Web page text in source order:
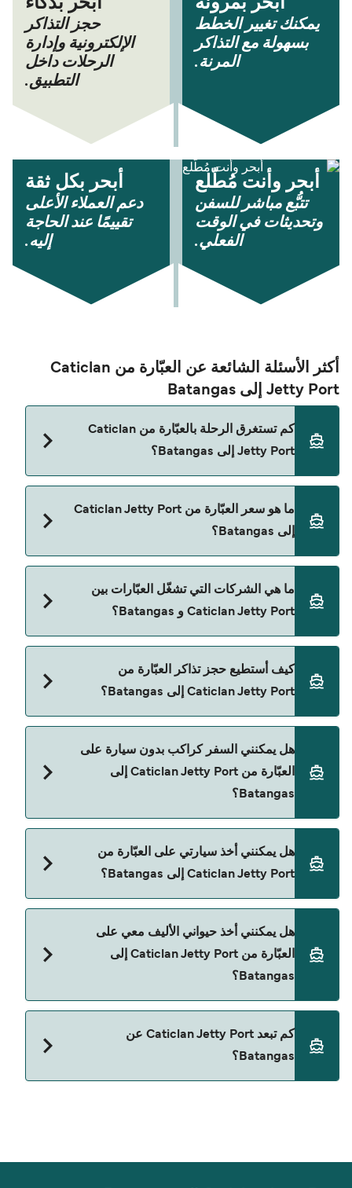
أبحر بمرونة
يمكنك تغيير الخطط
بسهولة مع التذاكر
المرنة.
أبحر بذكاء
حجز التذاكر
الإلكترونية وإدارة
الرحلات داخل
التطبيق.
أبحر وأنت مُطّلع
تتبُّع مباشر للسفن
وتحديثات في الوقت
الفعلي.
أبحر بكل ثقة
دعم العملاء الأعلى
تقييمًا عند الحاجة
إليه.
أكثر الأسئلة الشائعة عن العبّارة من Caticlan
Jetty Port إلى Batangas
كم تستغرق الرحلة بالعبّارة من Caticlan
Jetty Port إلى Batangas؟
Batangas تقريباً 11 ساعات. مدة الإبحار ممكن تختلف
حسب الموسم والشركة، لذلك ننصحك بمراجعة الأوقات
المباشرة باستخدام Direct Ferries Deal Finder.
ما هو سعر العبّارة من Caticlan Jetty Port
إلى Batangas؟
ما هي الشركات التي تشغّل العبّارات بين
Caticlan Jetty Port و Batangas؟
Jetty Port إلى Batangas.
كيف أستطيع حجز تذاكر العبّارة من
Caticlan Jetty Port إلى Batangas؟
صفحة العروض لمعرفة أحدث التخفيضات.
هل يمكنني السفر كراكب بدون سيارة على
العبّارة من Caticlan Jetty Port إلى
Batangas؟
Jetty Port إلى Batangas مع:
هل يمكنني أخذ سيارتي على العبّارة من
Caticlan Jetty Port إلى Batangas؟
حالياً لا يُسمح للسيارات بالركوب على العبّارة من
Caticlan Jetty Port إلى Batangas.
هل يمكنني أخذ حيواني الأليف معي على
العبّارة من Caticlan Jetty Port إلى
Batangas؟
Caticlan Jetty Port و Batangas.
كم تبعد Caticlan Jetty Port عن
Batangas؟